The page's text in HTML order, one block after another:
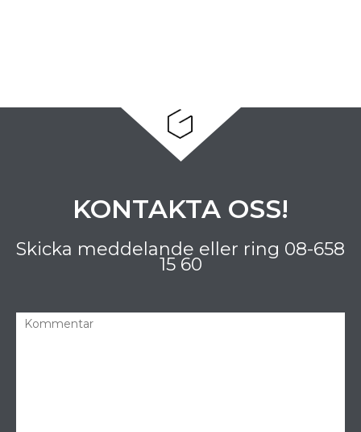
KONTAKTA OSS!
Skicka meddelande eller ring 08-658
15 60